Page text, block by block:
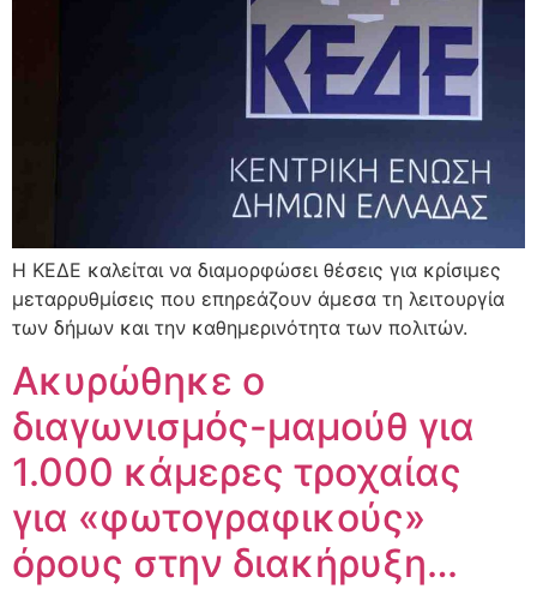
Η ΚΕΔΕ καλείται να διαμορφώσει θέσεις για κρίσιμες
μεταρρυθμίσεις που επηρεάζουν άμεσα τη λειτουργία
των δήμων και την καθημερινότητα των πολιτών.
Ακυρώθηκε ο
διαγωνισμός-μαμούθ για
1.000 κάμερες τροχαίας
για «φωτογραφικούς»
όρους στην διακήρυξη…